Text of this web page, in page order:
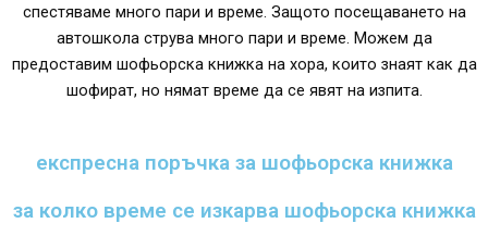
спестяваме много пари и време. Защото посещаването на
автошкола струва много пари и време. Можем да
предоставим шофьорска книжка на хора, които знаят как да
шофират, но нямат време да се явят на изпита.
експресна поръчка за шофьорска книжка
за колко време се изкарва шофьорска книжка